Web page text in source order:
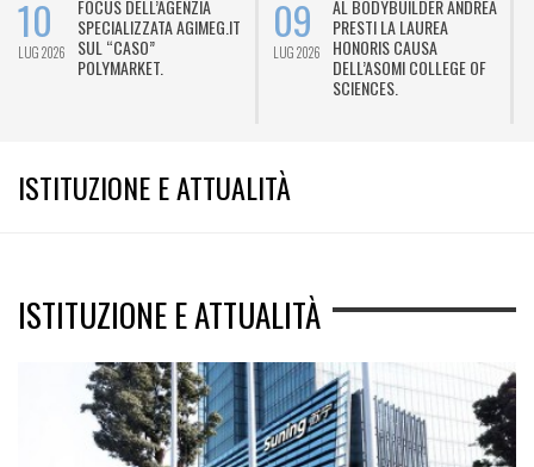
10
LUG 2026
FOCUS DELL’AGENZIA
SPECIALIZZATA AGIMEG.IT
SUL “CASO”
POLYMARKET.
09
LUG 2026
AL BODYBUILDER ANDREA
PRESTI LA LAUREA
HONORIS CAUSA
DELL’ASOMI COLLEGE OF
SCIENCES.
ISTITUZIONE E ATTUALITÀ
ISTITUZIONE E ATTUALITÀ